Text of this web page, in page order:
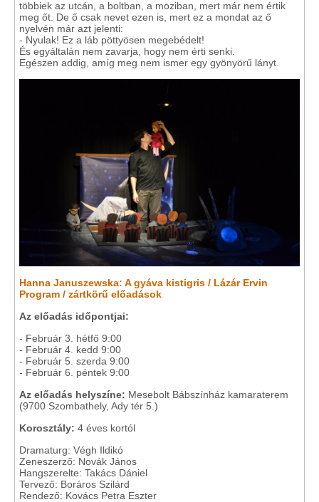
többiek az utcán, a boltban, a moziban, mert már nem értik
meg őt. De ő csak nevet ezen is, mert ez a mondat az ő
nyelvén már azt jelenti:
- Nyulak! Ez a láb pöttyösen megebédelt!
És egyáltalán nem zavarja, hogy nem érti senki.
Egészen addig, amíg meg nem ismer egy gyönyörű lányt.
Hanna Januszewska: A gyáva kistigris / Lázár Ervin
Program / zártkörű előadások
Az előadás időpontjai:
- Február 3. hétfő 9:00
- Február 4. kedd 9:00
- Február 5. szerda 9:00
- Február 6. péntek 9:00
Az előadás helyszíne: Mesebolt Bábszínház kamaraterem
(9700 Szombathely, Ady tér 5.)
Korosztály: 4 éves kortól
Dramaturg: Végh Ildikó
Zeneszerző: Novák János
Hangszerelte: Takács Dániel
Tervező: Boráros Szilárd
Rendező: Kovács Petra Eszter